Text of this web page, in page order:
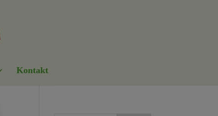
Kontakt